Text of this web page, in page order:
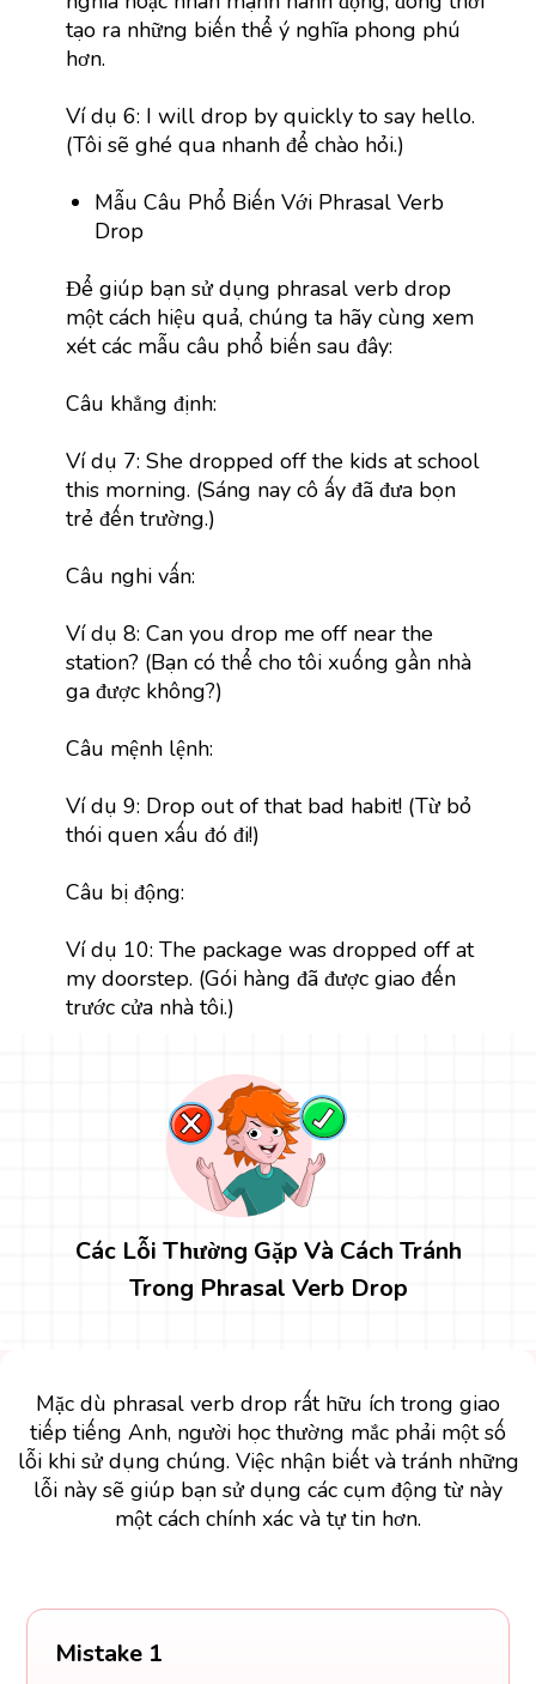
tạo ra những biến thể ý nghĩa phong phú
hơn.
Ví dụ 6: I will drop by quickly to say hello.
(Tôi sẽ ghé qua nhanh để chào hỏi.)
Mẫu Câu Phổ Biến Với Phrasal Verb
Drop
Để giúp bạn sử dụng phrasal verb drop
một cách hiệu quả, chúng ta hãy cùng xem
xét các mẫu câu phổ biến sau đây:
Câu khẳng định:
Ví dụ 7: She dropped off the kids at school
this morning. (Sáng nay cô ấy đã đưa bọn
trẻ đến trường.)
Câu nghi vấn:
Ví dụ 8: Can you drop me off near the
station? (Bạn có thể cho tôi xuống gần nhà
ga được không?)
Câu mệnh lệnh:
Ví dụ 9: Drop out of that bad habit! (Từ bỏ
thói quen xấu đó đi!)
Câu bị động:
Ví dụ 10: The package was dropped off at
my doorstep. (Gói hàng đã được giao đến
trước cửa nhà tôi.)
Các Lỗi Thường Gặp Và Cách Tránh
Trong Phrasal Verb Drop
Mặc dù phrasal verb drop rất hữu ích trong giao
tiếp tiếng Anh, người học thường mắc phải một số
lỗi khi sử dụng chúng. Việc nhận biết và tránh những
lỗi này sẽ giúp bạn sử dụng các cụm động từ này
một cách chính xác và tự tin hơn.
Mistake 1